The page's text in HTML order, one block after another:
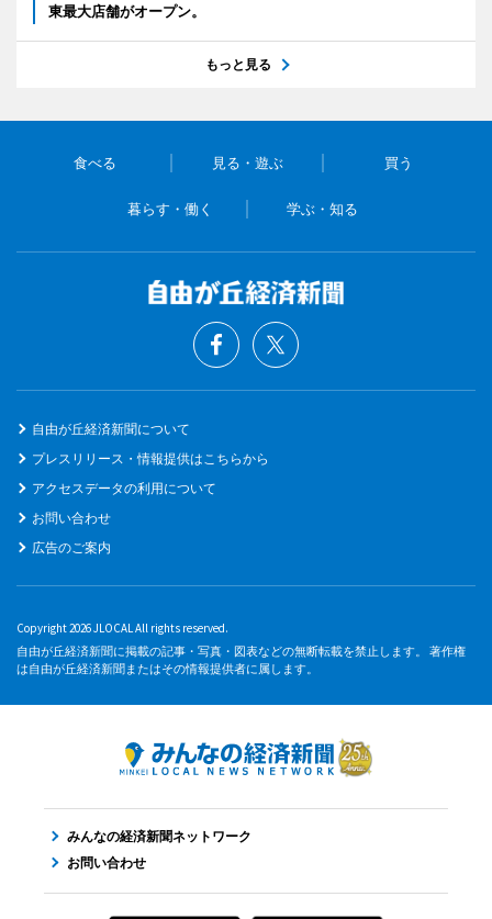
東最大店舗がオープン。
もっと見る
食べる 見る・遊ぶ 買う
暮らす・働く 学ぶ・知る
自由が丘経済新聞について
プレスリリース・情報提供はこちらから
アクセスデータの利用について
お問い合わせ
広告のご案内
Copyright 2026 JLOCAL All rights reserved.
自由が丘経済新聞に掲載の記事・写真・図表などの無断転載を禁止します。 著作権
は自由が丘経済新聞またはその情報提供者に属します。
みんなの経済新聞ネットワーク
お問い合わせ